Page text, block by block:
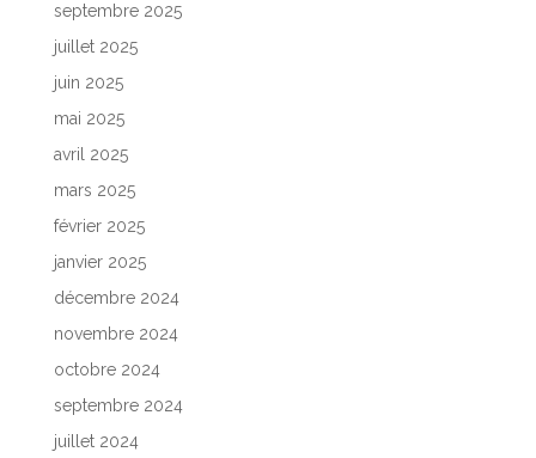
septembre 2025
juillet 2025
juin 2025
mai 2025
avril 2025
mars 2025
février 2025
janvier 2025
décembre 2024
novembre 2024
octobre 2024
septembre 2024
juillet 2024